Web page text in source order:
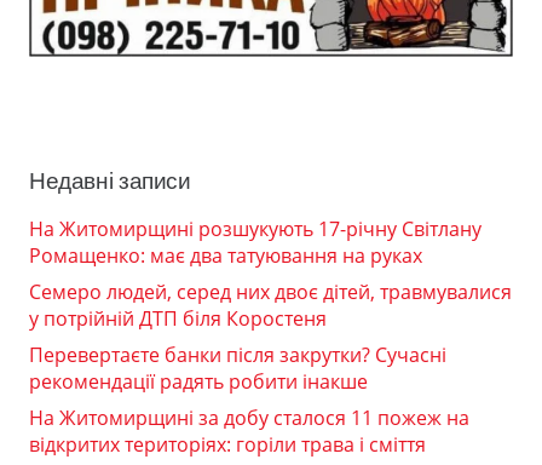
Недавні записи
На Житомирщині розшукують 17-річну Світлану
Ромащенко: має два татуювання на руках
Семеро людей, серед них двоє дітей, травмувалися
у потрійній ДТП біля Коростеня
Перевертаєте банки після закрутки? Сучасні
рекомендації радять робити інакше
На Житомирщині за добу сталося 11 пожеж на
відкритих територіях: горіли трава і сміття